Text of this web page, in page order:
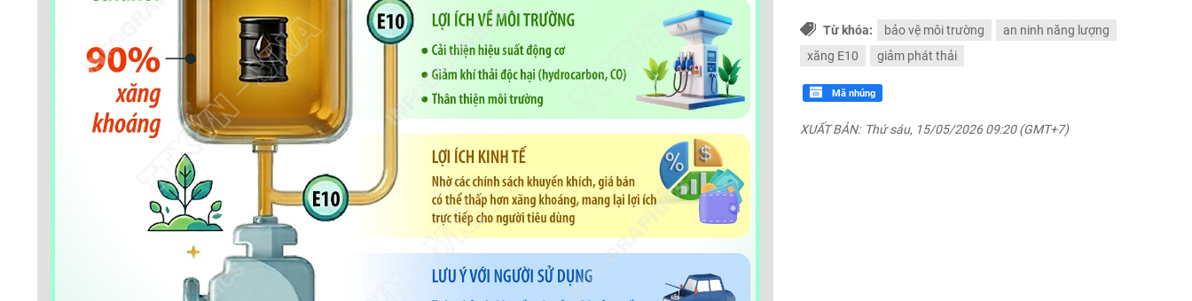
Từ khóa: bảo vệ môi trường
an ninh năng lượng
xăng E10
giảm phát thải
Mã nhúng
XUẤT BẢN: Thứ sáu, 15/05/2026 09:20 (GMT+7)